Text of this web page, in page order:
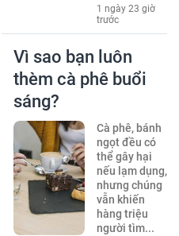
1 ngày 23 giờ
trước
Vì sao bạn luôn
thèm cà phê buổi
sáng?
Cà phê, bánh
ngọt đều có
thể gây hại
nếu lạm dụng,
nhưng chúng
vẫn khiến
hàng triệu
người tìm...